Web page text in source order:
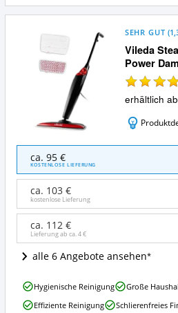
Vileda
Power
SEHR GUT (
erhältlich
Steam
Dampfreiniger
XXL
Power
Dampfbesen
Angebote:
ist
dieser
erhältlich?
ca. 95 €
KOSTENLOSE LIEFERUNG
ca. 103 €
kostenlose Lieferung
ca. 112 €
Lieferung ab ca.4 €
alle 6 Angebote ansehen
Vileda
Steam
Dampfreiniger
Hygienische Reinigung Große
Effiziente Reinigung
Schlierenfreies